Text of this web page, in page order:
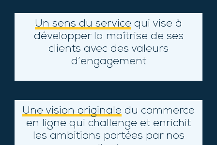
Un sens du service qui vise à
développer la maîtrise de ses
clients avec des valeurs
d’engagement
Une vision originale du commerce
en ligne qui challenge et enrichit
les ambitions portées par nos